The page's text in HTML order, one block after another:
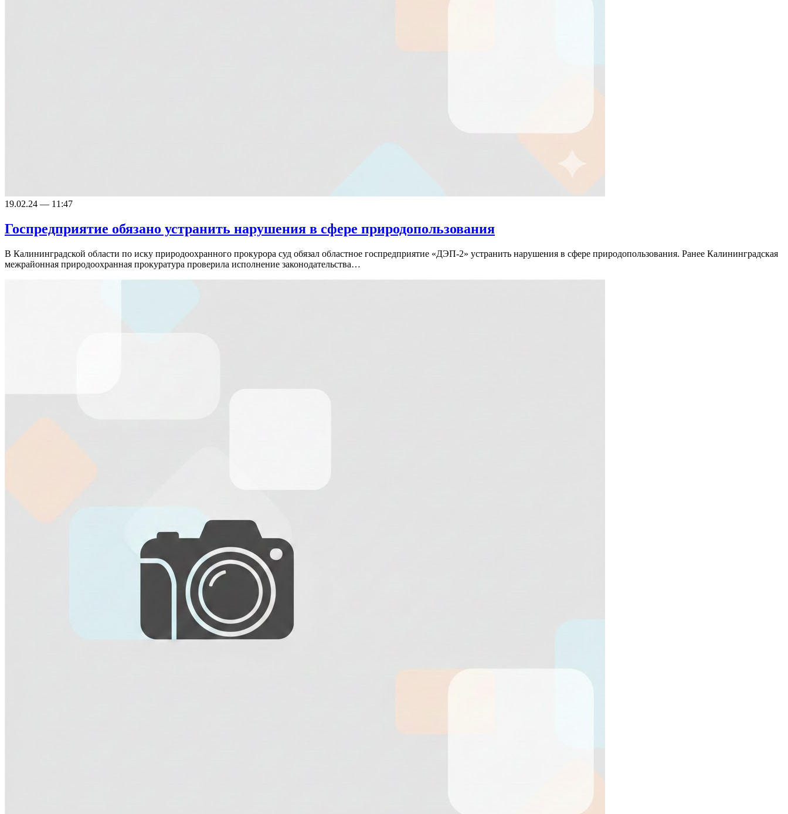
19.02.24 — 11:47
Госпредприятие обязано устранить нарушения в сфере природопользования
В Калининградской области по иску природоохранного прокурора суд обязал областное госпредприятие «ДЭП-2» устранить нарушения в сфере природопользования. Ранее Калининградская
межрайонная природоохранная прокуратура проверила исполнение законодательства…